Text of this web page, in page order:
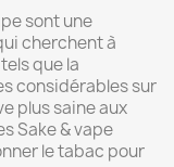
sont une
cherchent à
que la
considérables sur
plus saine aux
Sake & vape
le tabac pour